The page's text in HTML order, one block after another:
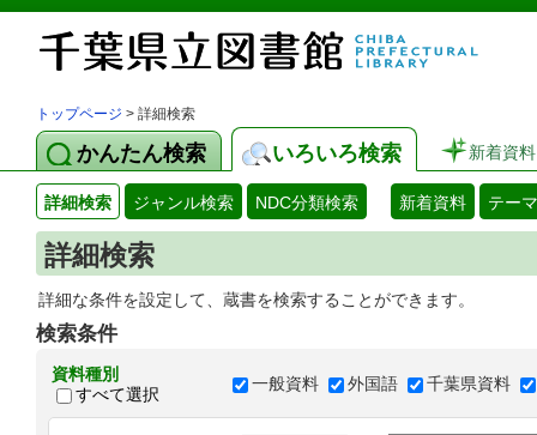
トップページ > 詳細検索
かんたん検索 いろいろ検索 新着資料
詳細検索 ジャンル検索 NDC分類検索 新着資料 テー
詳細検索
詳細な条件を設定して、蔵書を検索することができます。
検索条件
資料種別
すべて選択
一般資料 外国語 千葉県資料